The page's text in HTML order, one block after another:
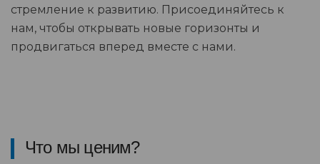
стремление к развитию. Присоединяйтесь к
нам, чтобы открывать новые горизонты и
продвигаться вперед вместе с нами.
Что мы ценим?